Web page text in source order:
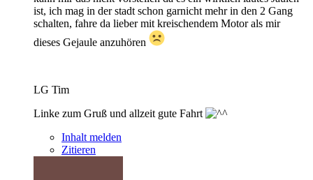
ist, ich mag in der stadt schon garnicht mehr in den 2 Gang
schalten, fahre da lieber mit kreischendem Motor als mir
dieses Gejaule anzuhören
LG Tim
Linke zum Gruß und allzeit gute Fahrt
Inhalt melden
Zitieren